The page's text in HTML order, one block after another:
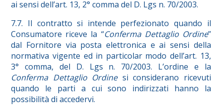
ai sensi dell’art. 13, 2° comma del D. Lgs n. 70/2003.
7.7. Il contratto si intende perfezionato quando il
Consumatore riceve la “Conferma Dettaglio Ordine”
dal Fornitore via posta elettronica e ai sensi della
normativa vigente ed in particolar modo dell’art. 13,
3° comma, del D. Lgs n. 70/2003. L’ordine e la
Conferma Dettaglio Ordinesi considerano ricevuti
quando le parti a cui sono indirizzati hanno la
possibilità di accedervi.